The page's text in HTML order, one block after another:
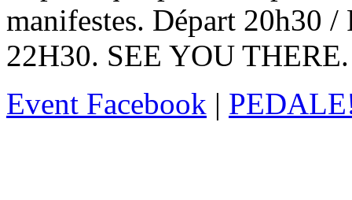
manifestes. Départ 20h30 /
22H30. SEE YOU THERE.
Event Facebook |